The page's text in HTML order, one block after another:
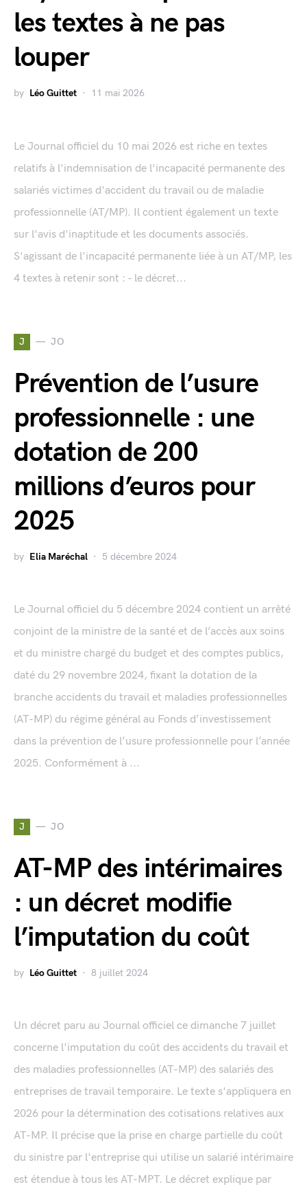
les textes à ne pas
louper
by Léo Guittet 11 mai 2026
Le Journal officiel du 10 mai 2026 est riche en textes
relatifs à l'indemnisation de l'incapacité permanente des
salariés victimes d'accident du travail ou de maladie
professionnelle (AT/MP). Il contient également un texte
sur l'avis d'inaptitude et les documents associés.
S'agissant de l'incapacité permanente liée à un AT/MP, les
4 textes à retenir sont : - le décret...
J JO
Prévention de l’usure
professionnelle : une
dotation de 200
millions d’euros pour
2025
by Elia Maréchal 5 décembre 2024
Le Journal officiel du 5 décembre 2024 contient un arrêté
conjoint de la ministre de la santé et de l’accès aux soins
et du ministre chargé du budget et des comptes publics,
daté du 29 novembre 2024, fixant la dotation de la
branche accidents du travail et maladies professionnelles
(AT-MP) du régime général au Fonds d’investissement
dans la prévention de l’usure professionnelle pour l’année
2025. Conformément à ...
J JO
AT-MP des intérimaires
: un décret modifie
l’imputation du coût
by Léo Guittet 8 juillet 2024
Un décret paru au Journal officiel ce dimanche 7 juillet
concerne l'imputation du coût des accidents du travail et
des maladies professionnelles (AT-MP) des salariés des
entreprises de travail temporaire. Le texte s'appliquera en
2026 pour la détermination des cotisations relatives aux
AT-MP. Il précise que la prise en charge partielle du coût
du sinistre par l'entreprise qui utilise un salarié intérimaire
est étendue à tous les AT-MPT. Le décret explique par